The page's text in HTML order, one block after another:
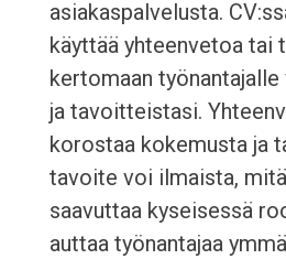
asiakaspalvelusta.
käyttää yhteenvetoa tai
kertomaan työnantajalle
ja tavoitteistasi.
korostaa kokemusta ja
tavoite voi ilmaista,
saavuttaa kyseisessä
auttaa työnantajaa